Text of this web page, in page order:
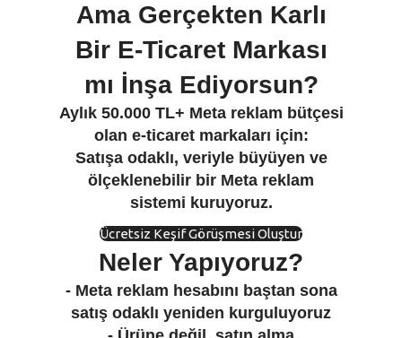
Ama Gerçekten Karlı
Bir E-Ticaret Markası
mı İnşa Ediyorsun?
Aylık 50.000 TL+ Meta reklam bütçesi
olan e-ticaret markaları için:
Satışa odaklı, veriyle büyüyen ve
ölçeklenebilir bir Meta reklam
sistemi kuruyoruz.
Ücretsiz Keşif Görüşmesi Oluştur
Neler Yapıyoruz?
- Meta reklam hesabını baştan sona
satış odaklı yeniden kurguluyoruz